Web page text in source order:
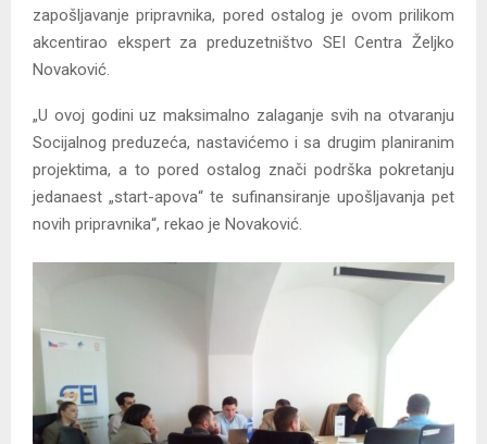
zapošljavanje pripravnika, pored ostalog je ovom prilikom
akcentirao ekspert za preduzetništvo SEI Centra Željko
Novaković.
„U ovoj godini uz maksimalno zalaganje svih na otvaranju
Socijalnog preduzeća, nastavićemo i sa drugim planiranim
projektima, a to pored ostalog znači podrška pokretanju
jedanaest „start-apova“ te sufinansiranje upošljavanja pet
novih pripravnika“, rekao je Novaković.